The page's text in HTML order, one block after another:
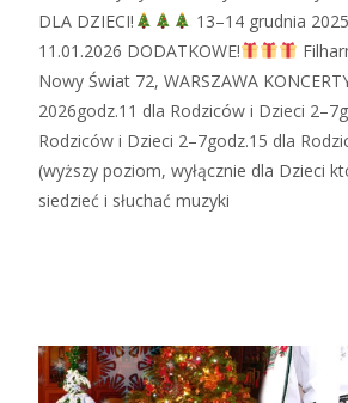
DLA DZIECI!
13–14 grudnia
11.01.2026 DODATKOWE!
Nowy Świat 72, WARSZAWA
2026godz.11 dla Rodziców i Dzieci
Rodziców i Dzieci 2–7godz.15 dla
(wyższy poziom, wyłącznie dla Dzieci
siedzieć i słuchać muzyki